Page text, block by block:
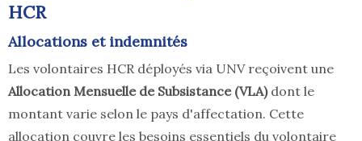
HCR
Allocations et indemnités
Les volontaires HCR déployés via UNV reçoivent une
Allocation Mensuelle de Subsistance (VLA)dont le
montant varie selon le pays d'affectation. Cette
allocation couvre les besoins essentiels du volontaire